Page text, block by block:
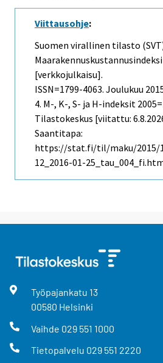
Viittausohje:
Suomen virallinen tilasto
Maarakennuskustannusindeksi
[verkkojulkaisu].
ISSN=1799-4063. Joulukuu
4. M-, K-, S- ja H-indeksit
Tilastokeskus [viitattu:
Saantitapa:
https://stat.fi/til/maku/2015/
12_2016-01-
Työpajankatu 13
00580 Helsinki
Vaihde 029 551 1000
Tietopalvelu 029 551 2220